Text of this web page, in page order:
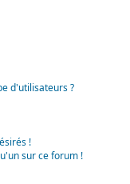
d'utilisateurs ?
!
sur ce forum !